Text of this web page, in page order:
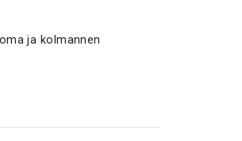
ja kolmannen